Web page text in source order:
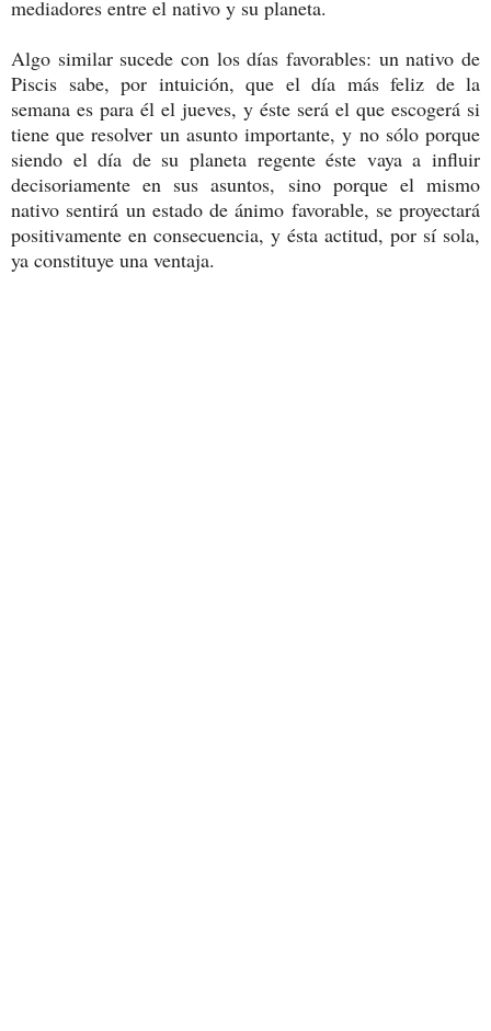
mediadores entre el nativo y su planeta.
Algo similar sucede con los días favorables: un nativo de
Piscis sabe, por intuición, que el día más feliz de la
semana es para él el jueves, y éste será el que escogerá si
tiene que resolver un asunto importante, y no sólo porque
siendo el día de su planeta regente éste vaya a influir
decisoriamente en sus asuntos, sino porque el mismo
nativo sentirá un estado de ánimo favorable, se proyectará
positivamente en consecuencia, y ésta actitud, por sí sola,
ya constituye una ventaja.